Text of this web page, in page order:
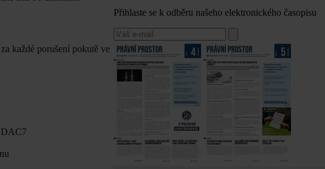
každé porušení pokutě ve
DAC7
Přihlaste se k odběru našeho elektronického časopisu